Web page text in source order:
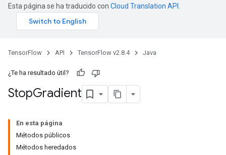
Esta página se ha traducido con Cloud Translation API
TensorFlow API TensorFlow v2.8.4 Java
¿Te ha resultado útil?
StopGradient
En esta página
Métodos públicos
Métodos heredados